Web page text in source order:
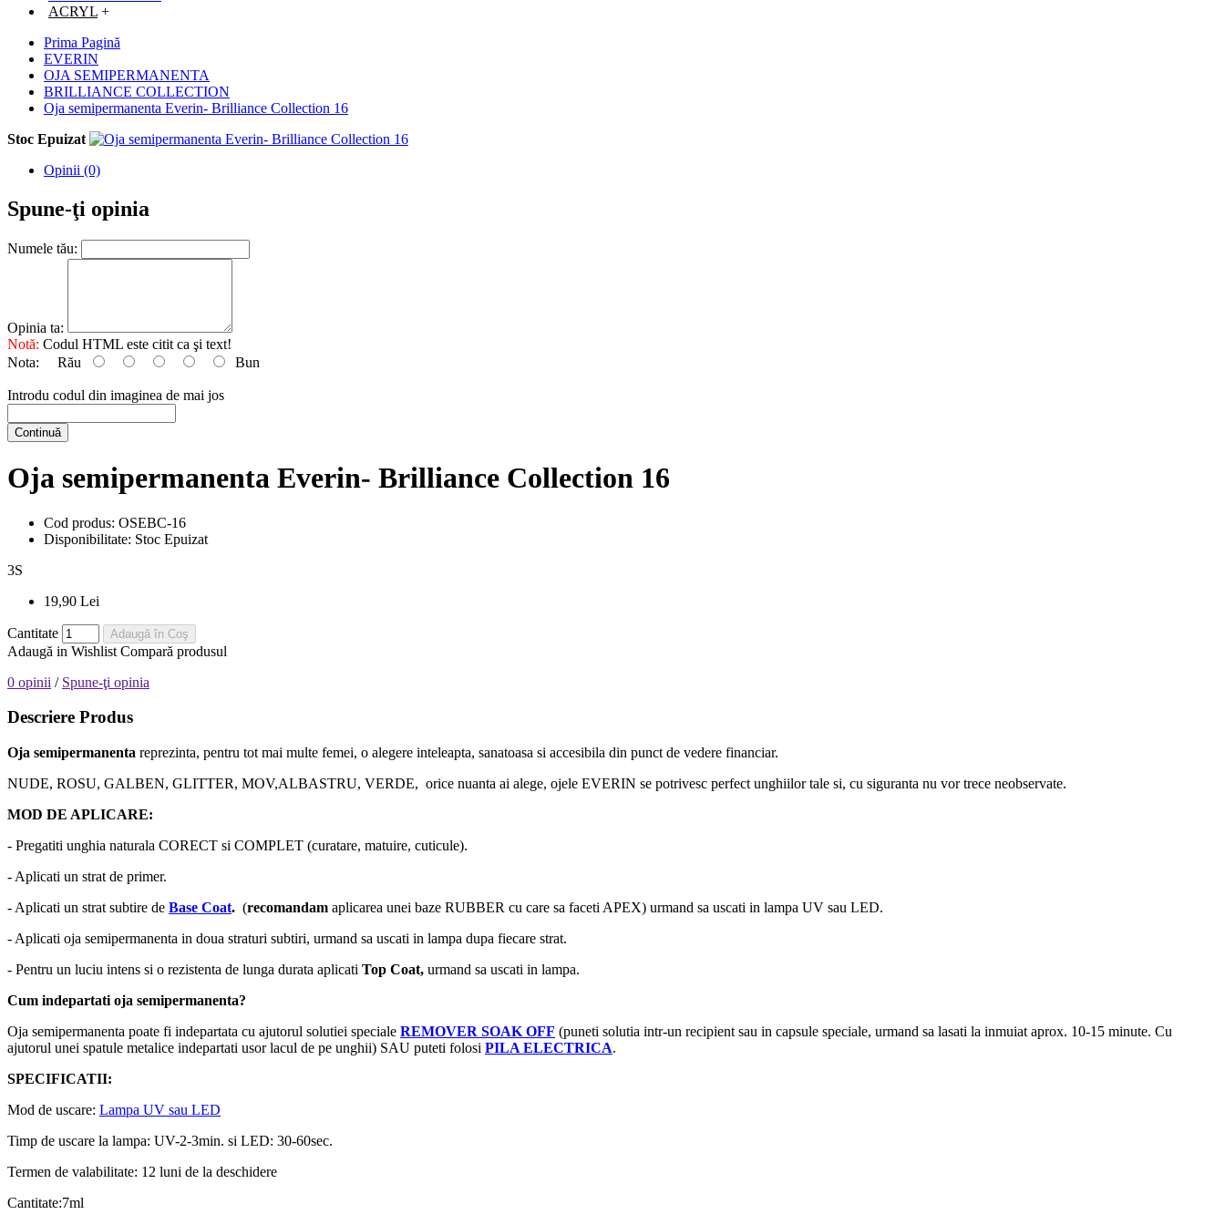
ACRYL +
Prima Pagină
EVERIN
OJA SEMIPERMANENTA
BRILLIANCE COLLECTION
Oja semipermanenta Everin- Brilliance Collection 16
Stoc Epuizat
Opinii (0)
Spune-ţi opinia
Numele tău:
Opinia ta:
Notă: Codul HTML este citit ca şi text!
Nota: Rău Bun
Introdu codul din imaginea de mai jos
Continuă
Oja semipermanenta Everin- Brilliance Collection 16
Cod produs: OSEBC-16
Disponibilitate: Stoc Epuizat
3S
19,90 Lei
Cantitate Adaugă în Coş
Adaugă in Wishlist Compară produsul
0 opinii / Spune-ţi opinia
Descriere Produs
Oja semipermanenta reprezinta, pentru tot mai multe femei, o alegere inteleapta, sanatoasa si accesibila din punct de vedere financiar.
NUDE, ROSU, GALBEN, GLITTER, MOV,ALBASTRU, VERDE, orice nuanta ai alege, ojele EVERIN se potrivesc perfect unghiilor tale si, cu siguranta nu vor trece neobservate.
MOD DE APLICARE:
- Pregatiti unghia naturala CORECT si COMPLET (curatare, matuire, cuticule).
- Aplicati un strat de primer.
- Aplicati un strat subtire de Base Coat. (recomandam aplicarea unei baze RUBBER cu care sa faceti APEX) urmand sa uscati in lampa UV sau LED.
- Aplicati oja semipermanenta in doua straturi subtiri, urmand sa uscati in lampa dupa fiecare strat.
- Pentru un luciu intens si o rezistenta de lunga durata aplicati Top Coat, urmand sa uscati in lampa.
Cum indepartati oja semipermanenta?
Oja semipermanenta poate fi indepartata cu ajutorul solutiei speciale REMOVER SOAK OFF (puneti solutia intr-un recipient sau in capsule speciale, urmand sa lasati la inmuiat aprox. 10-15 minute. Cu
ajutorul unei spatule metalice indepartati usor lacul de pe unghii) SAU puteti folosi PILA ELECTRICA.
SPECIFICATII:
Mod de uscare: Lampa UV sau LED
Timp de uscare la lampa: UV-2-3min. si LED: 30-60sec.
Termen de valabilitate: 12 luni de la deschidere
Cantitate:7ml